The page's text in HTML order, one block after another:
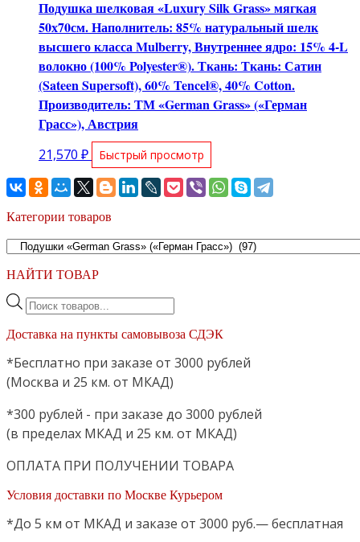
Подушка шелковая «Luxury Silk Grass» мягкая
50х70см. Наполнитель: 85% натуральный шелк
высшего класса Mulberry, Внутреннее ядро: 15% 4-L
волокно (100% Polyester®). Ткань: Ткань: Сатин
(Sateen Supersoft), 60% Tencel®, 40% Cotton.
Производитель: ТМ «German Grass» («Герман
Грасс»), Австрия
21,570 ₽ Быстрый просмотр
Категории товаров
НАЙТИ ТОВАР
Поиск
Доставка на пункты самовывоза СДЭК
*Бесплатно при заказе от 3000 рублей
(Москва и 25 км. от МКАД)
*300 рублей - при заказе до 3000 рублей
(в пределах МКАД и 25 км. от МКАД)
ОПЛАТА ПРИ ПОЛУЧЕНИИ ТОВАРА
Условия доставки по Москве Курьером
*До 5 км от МКАД и заказе от 3000 руб.— бесплатная